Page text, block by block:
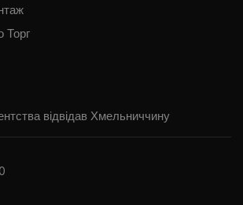
Торг
відвідав Хмельниччину